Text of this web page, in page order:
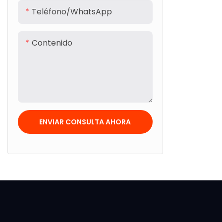
Teléfono/WhatsApp
Contenido
ENVIAR CONSULTA AHORA